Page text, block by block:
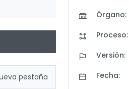
pestaña
Órgano:
Proceso:
Versión:
Fecha: